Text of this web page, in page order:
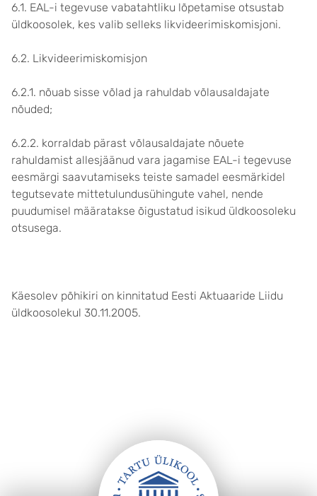
6.1. EAL-i tegevuse vabatahtliku lõpetamise otsustab
üldkoosolek, kes valib selleks likvideerimiskomisjoni.
6.2. Likvideerimiskomisjon
6.2.1. nõuab sisse võlad ja rahuldab võlausaldajate
nõuded;
6.2.2. korraldab pärast võlausaldajate nõuete
rahuldamist allesjäänud vara jagamise EAL-i tegevuse
eesmärgi saavutamiseks teiste samadel eesmärkidel
tegutsevate mittetulundusühingute vahel, nende
puudumisel määratakse õigustatud isikud üldkoosoleku
otsusega.
Käesolev põhikiri on kinnitatud Eesti Aktuaaride Liidu
üldkoosolekul 30.11.2005.